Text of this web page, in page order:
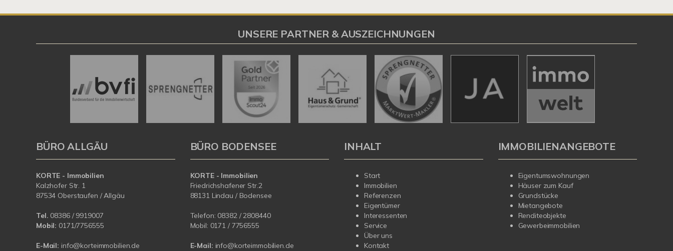
UNSERE PARTNER & AUSZEICHNUNGEN
BÜRO ALLGÄU
KORTE - Immobilien
Kalzhofer Str. 1
87534 Oberstaufen / Allgäu
Tel. 08386 / 9919007
Mobil: 0171/7756555
E-Mail: info@korteimmobilien.de
BÜRO BODENSEE
KORTE - Immobilien
Friedrichshafener Str.2
88131 Lindau / Bodensee
Telefon: 08382 / 2808440
Mobil: 0171 / 7756555
E-Mail: info@korteimmobilien.de
INHALT
Start
Immobilien
Referenzen
Eigentümer
Interessenten
Service
Über uns
Kontakt
IMMOBILIENANGEBOTE
Eigentumswohnungen
Häuser zum Kauf
Grundstücke
Mietangebote
Renditeobjekte
Gewerbeimmobilien